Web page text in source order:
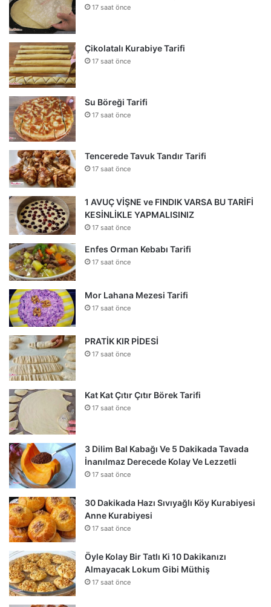
17 saat önce
Çikolatalı Kurabiye Tarifi
17 saat önce
Su Böreği Tarifi
17 saat önce
Tencerede Tavuk Tandır Tarifi
17 saat önce
1 AVUÇ VİŞNE ve FINDIK VARSA BU TARİFİ
KESİNLİKLE YAPMALISINIZ
17 saat önce
Enfes Orman Kebabı Tarifi
17 saat önce
Mor Lahana Mezesi Tarifi
17 saat önce
PRATİK KIR PİDESİ
17 saat önce
Kat Kat Çıtır Çıtır Börek Tarifi
17 saat önce
3 Dilim Bal Kabağı Ve 5 Dakikada Tavada
İnanılmaz Derecede Kolay Ve Lezzetli
17 saat önce
30 Dakikada Hazı Sıvıyağlı Köy Kurabiyesi
Anne Kurabiyesi
17 saat önce
Öyle Kolay Bir Tatlı Ki 10 Dakikanızı
Almayacak Lokum Gibi Müthiş
17 saat önce